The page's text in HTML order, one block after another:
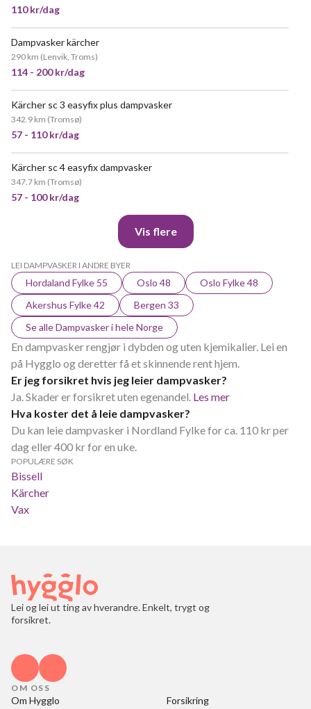
110 kr/dag
Dampvasker kärcher
290 km (Lenvik, Troms)
114 - 200 kr/dag
Kärcher sc 3 easyfix plus dampvasker
342.9 km (Tromsø)
57 - 110 kr/dag
Kärcher sc 4 easyfix dampvasker
347.7 km (Tromsø)
57 - 100 kr/dag
Vis flere
LEI DAMPVASKER I ANDRE BYER
Hordaland Fylke 55 Oslo 48
Oslo Fylke 48
Akershus Fylke 42
Bergen 33
Se alle Dampvasker i hele Norge
En dampvasker rengjør i dybden og uten kjemikalier. Lei en
på Hygglo og deretter få et skinnende rent hjem.
Er jeg forsikret hvis jeg leier dampvasker?
Ja. Skader er forsikret uten egenandel. Les mer
Hva koster det å leie dampvasker?
Du kan leie dampvasker i Nordland Fylke for ca. 110 kr per
dag eller 400 kr for en uke.
POPULÆRE SØK
Bissell
Kärcher
Vax
Lei og lei ut ting av hverandre. Enkelt, trygt og
forsikret.
OM OSS
Om Hygglo Forsikring